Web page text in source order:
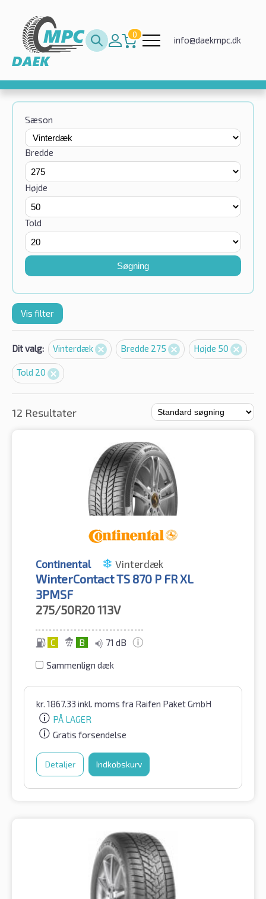
0
info@daekmpc.dk
Sæson
Bredde
Højde
Told
Søgning
Vis filter
Dit valg: Vinterdæk Bredde 275 Højde 50
Told 20
12 Resultater
Continental Vinterdæk
WinterContact TS 870 P FR XL
3PMSF
275/50R20113V
C B 71 dB
Sammenlign dæk
kr. 1867.33 inkl. moms fra Raifen Paket GmbH
PÅ LAGER
Gratis forsendelse
Detaljer Indkøbskurv